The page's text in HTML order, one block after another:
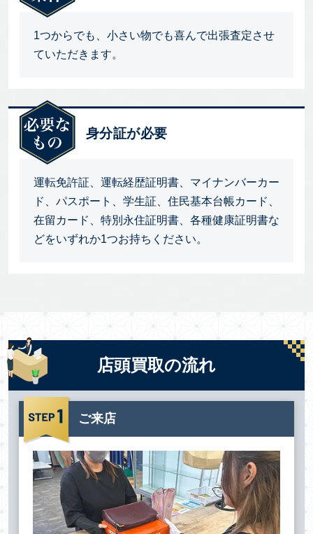
1つからでも、小さい物でも喜んで出張査定させ
ていただきます。
身分証が必要
運転免許証、運転経歴証明書、マイナンバーカー
ド、パスポート、学生証、住民基本台帳カード、
在留カード、特別永住証明書、各種健康証明書な
どをいずれか1つお持ちください。
店頭買取の流れ
ご来店